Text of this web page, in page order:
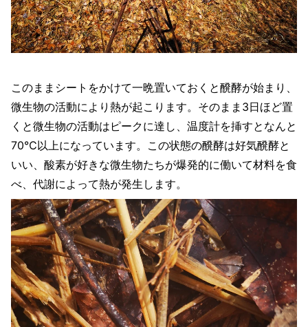
このままシートをかけて一晩置いておくと醗酵が始まり、
微生物の活動により熱が起こります。そのまま3日ほど置
くと微生物の活動はピークに達し、温度計を挿すとなんと
70℃以上になっています。この状態の醗酵は好気醗酵と
いい、酸素が好きな微生物たちが爆発的に働いて材料を食
べ、代謝によって熱が発生します。